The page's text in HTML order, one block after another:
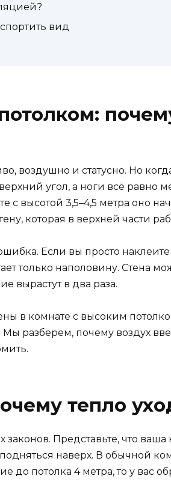
вид
воздушно и статусно. Но
угол, а ноги всё равно
высотой 3,5–4,5 метра оно
которая в верхней части
Если вы просто
только наполовину. Стена
вырастут в два раза.
в комнате с высоким
разберем, почему воздух
тепло
Представьте, что
наверх. В обычной
до потолка 4 метра, то у вас